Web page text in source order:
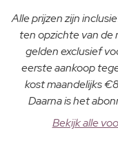
Alle prijzen zijn
ten opzichte van de
gelden exclusief
eerste aankoop
kost maandelijks
Daarna is het
Bekijk alle